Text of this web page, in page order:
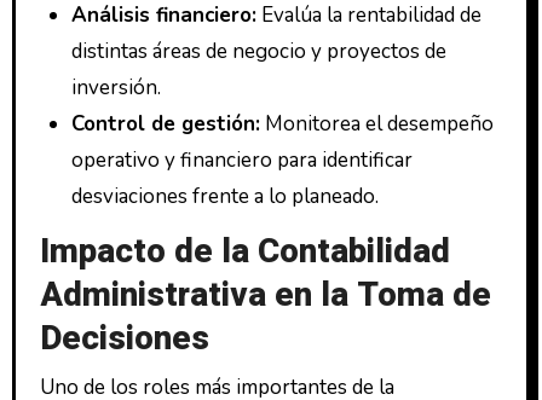
Análisis financiero:Evalúa la rentabilidad de
distintas áreas de negocio y proyectos de
inversión.
Control de gestión:Monitorea el desempeño
operativo y financiero para identificar
desviaciones frente a lo planeado.
Impacto de la Contabilidad
Administrativa en la Toma de
Decisiones
Uno de los roles más importantes de la